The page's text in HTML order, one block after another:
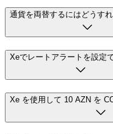
通貨を両替するにはどうす
Xeでレートアラートを設定
Xe を使用して 10 AZN を